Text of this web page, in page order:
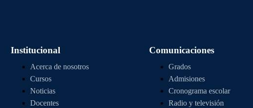
Institucional
Acerca de nosotros
Cursos
Noticias
Docentes
Comunicaciones
Grados
Admisiones
Cronograma escolar
Radio y televisión